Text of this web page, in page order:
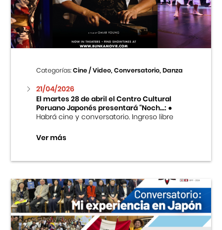
Centro Cultural Peruano Japonés
Cursos
Museo de la Inmigración Japonesa
Fondo Editorial
Teatro Peruano Japonés
Categorías:Cine / Video, Conversatorio, Danza
21/04/2026
El martes 28 de abril el Centro Cultural
Peruano Japonés presentará “Noch...:●
Habrá cine y conversatorio. Ingreso libre
Ver más